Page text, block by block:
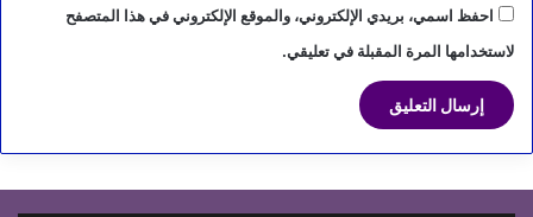
احفظ اسمي، بريدي الإلكتروني، والموقع الإلكتروني في هذا المتصفح
لاستخدامها المرة المقبلة في تعليقي.